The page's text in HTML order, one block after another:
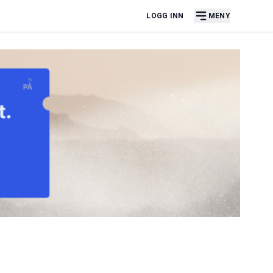
LOGG INN MENY